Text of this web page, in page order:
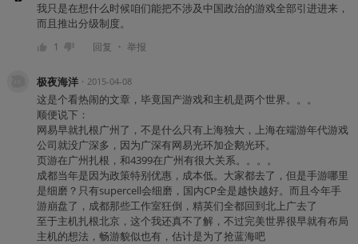
我只是在想什么时候咱们能把不涉及中国政治的游戏全部引进进来，
而且推出分级制度。
1 回复 ・ 举报
极夜海洋・ 2015-04-08
这是个看热闹的文章，毕竟国产游戏和主机是两个世界。。。
顺便说下：
网易早就扎根广州了，不是什么只有上海独大，上海在端游年代游戏
公司就没广深多，因为广深有网易光环加企鹅光环。
页游在广州扎根，和4399在广州有很大关系。。。。
成都当年是因为政策特别优惠，成本低。大家都去了，但是手游哪里
是细磨？只有supercell会细磨，国内CP全是越快越好。而且今年手
游崩盘了，成都那些工作室狂倒，精英们全都回到北上广去了
至于主机扎根北京，这个我还真不了解，不过完美世界很早就有布局
主机的想法，畅游貌似也有，估计是为了抢蓝海吧